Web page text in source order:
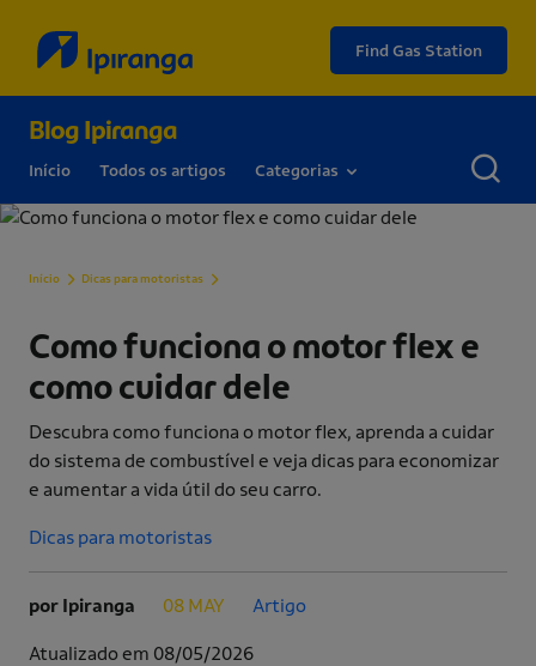
Find Gas Station
Blog Ipiranga
Início Todos os artigos Categorias
Início Dicas para motoristas
Como funciona o motor flex e
como cuidar dele
Descubra como funciona o motor flex, aprenda a cuidar
do sistema de combustível e veja dicas para economizar
e aumentar a vida útil do seu carro.
Dicas para motoristas
por Ipiranga 08 MAY Artigo
Atualizado em 08/05/2026